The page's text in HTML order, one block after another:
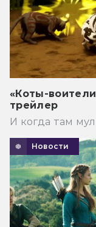
«Коты-
трейлер
И когда там
Новости